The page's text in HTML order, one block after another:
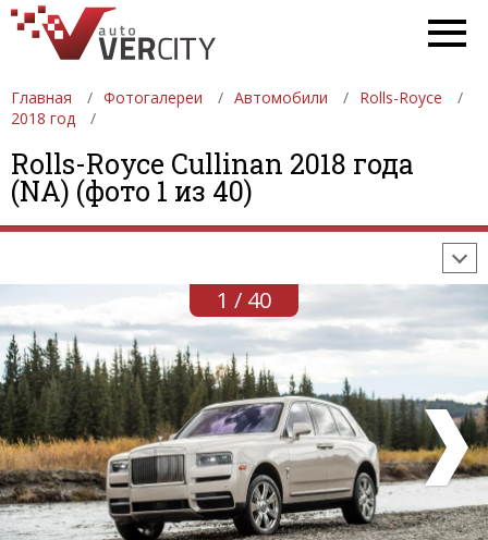
Главная Фотогалереи Автомобили
Rolls-Royce
2018 год
Rolls-Royce Cullinan 2018 года
(NA) (фото 1 из 40)
ФОТОГАЛЕРЕИ АВТОМОБИЛИ
ДЕВУШКИ
АВТОСАЛОНЫ
ФОРМУЛА-1
1 / 40